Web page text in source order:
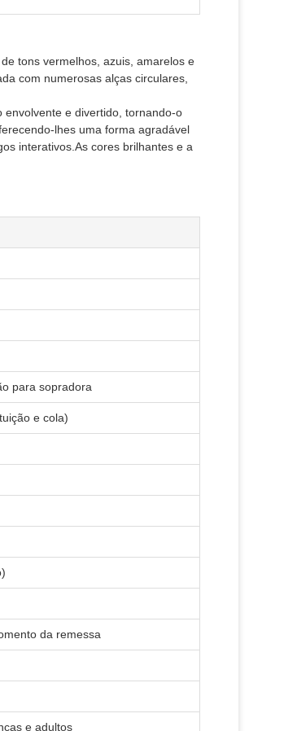
tons vermelhos, azuis, amarelos e
com numerosas alças circulares,
e divertido, tornando-o
lhes uma forma agradável
interativos.As cores brilhantes e a
para sopradora
e cola)
da remessa
e adultos